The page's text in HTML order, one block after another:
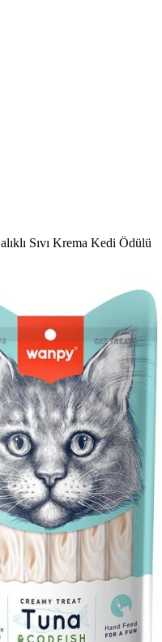
Sıvı Krema Kedi Ödülü